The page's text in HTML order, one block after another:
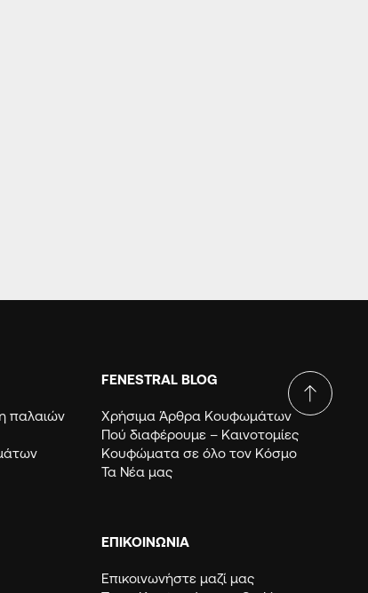
παλαιών
FENESTRAL BLOG
Χρήσιμα Άρθρα Κουφωμάτων
Πού διαφέρουμε – Καινοτομίες
Κουφώματα σε όλο τον Κόσμο
Τα Νέα μας
ΕΠΙΚΟΙΝΩΝΙΑ
Επικοινωνήστε μαζί μας